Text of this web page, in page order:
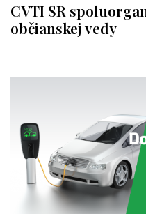
CVTI SR
občianskej vedy